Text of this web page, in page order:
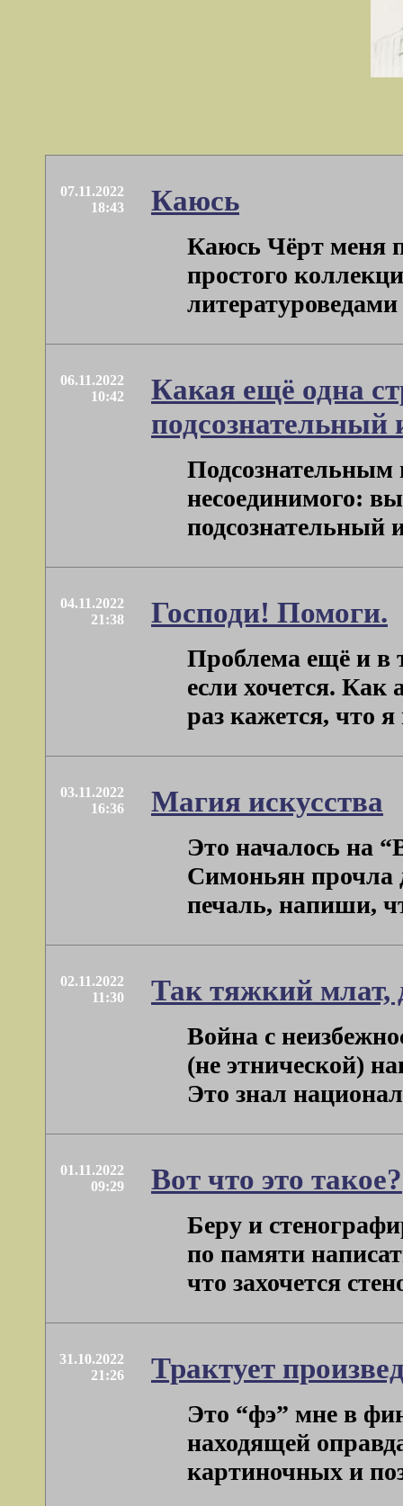
07.11.2022
18:43
Каюсь
Каюсь Чёрт меня
простого
литературоведами
06.11.2022
10:42
Какая ещё одна
подсознательный
Подсознательным
несоединимого:
подсознательный
04.11.2022
21:38
Господи! Помоги.
Проблема ещё и в
если хочется.
раз кажется, что
03.11.2022
16:36
Магия искусства
Это началось на
Симоньян прочла
печаль, напиши,
02.11.2022
11:30
Так тяжкий млат,
Война с
(не этнической)
Это знал
01.11.2022
09:29
Вот что это такое?
Беру и
по памяти
что захочется
31.10.2022
21:26
Трактует
Это “фэ” мне в
находящей
картиночных и